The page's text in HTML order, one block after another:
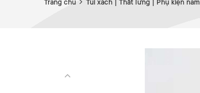
Trang chủ Túi xách | Thắt lưng | Phụ kiện nam